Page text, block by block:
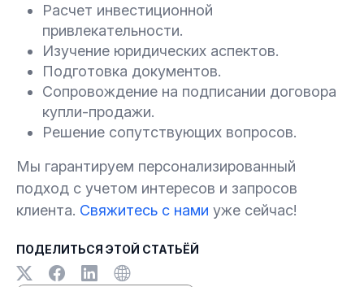
Расчет инвестиционной
привлекательности.
Изучение юридических аспектов.
Подготовка документов.
Сопровождение на подписании договора
купли-продажи.
Решение сопутствующих вопросов.
Мы гарантируем персонализированный
подход с учетом интересов и запросов
клиента. Свяжитесь с нами уже сейчас!
ПОДЕЛИТЬСЯ ЭТОЙ СТАТЬЁЙ